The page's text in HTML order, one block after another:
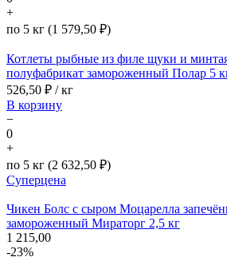
+
по 5 кг (1 579,50 ₽)
Котлеты рыбные из филе щуки и
полуфабрикат замороженный Полар 5
526,50 ₽ / кг
В корзину
−
0
+
по 5 кг (2 632,50 ₽)
Суперцена
Чикен Болс с сыром Моцарелла
замороженный Мираторг 2,5 кг
1 215,00
-23%